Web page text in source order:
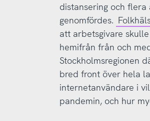
distansering och
genomfördes.
att arbetsgivare
hemifrån från och
Stockholmsregionen
bred front över hela
internetanvändare i
pandemin, och hur